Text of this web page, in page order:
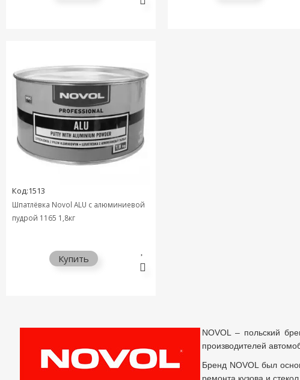
Код:1513
Шпатлёвка Novol ALU с алюминиевой
пудрой 1165 1,8кг
Купить
NOVOL – польский
производителей
Бренд NOVOL был
ремонта кузова и